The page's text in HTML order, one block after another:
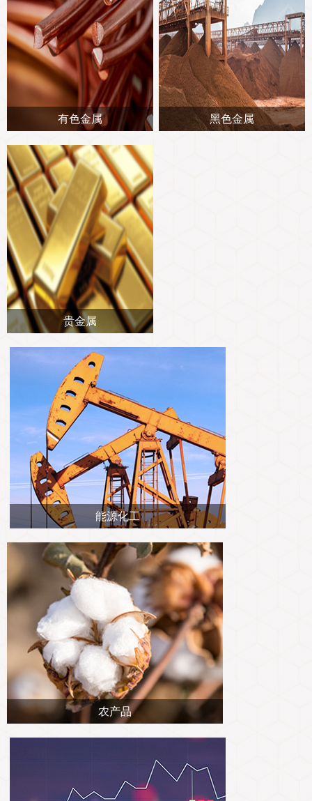
图片新
媒体看
协会介
有色金属 黑色金属
贵金属
能源化工
农产品